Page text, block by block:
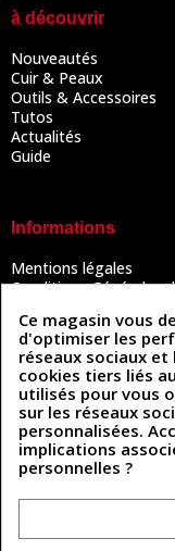
à découvrir
Nouveautés
Cuir & Peaux
Outils & Accessoires
Tutos
Actualités
Guide
Informations
Mentions légales
Conditions Générales
Politique des cookies
Contactez-nous
Coordonnées
493 Chemin de
81300 Graulhet
Ce magasin vous
d'optimiser les
réseaux sociaux et
cookies tiers liés
utilisés pour vous
sur les réseaux
personnalisées.
implications
personnelles ?